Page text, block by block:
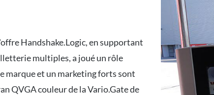
Handshake.Logic, en supportant
multiples, a joué un rôle
marque et un marketing forts sont
QVGA couleur de la Vario.Gate de